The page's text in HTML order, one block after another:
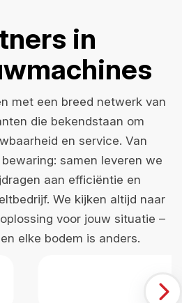
in
met een breed netwerk van
die bekendstaan om
en service. Van
samen leveren we
aan efficiëntie en
We kijken altijd naar
voor jouw situatie –
elke bodem is anders.